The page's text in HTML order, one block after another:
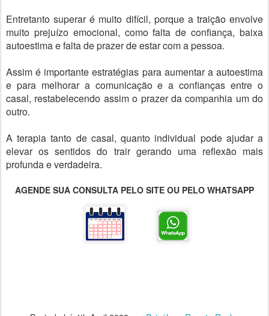
Entretanto superar é muito difícil, porque a traição envolve
muito prejuízo emocional, como falta de confiança, baixa
autoestima e falta de prazer de estar com a pessoa.
Assim é importante estratégias para aumentar a autoestima
e para melhorar a comunicação e a confianças entre o
casal, restabelecendo assim o prazer da companhia um do
outro.
A terapia tanto de casal, quanto individual pode ajudar a
elevar os sentidos do trair gerando uma reflexão mais
profunda e verdadeira.
AGENDE SUA CONSULTA PELO SITE OU PELO WHATSAPP